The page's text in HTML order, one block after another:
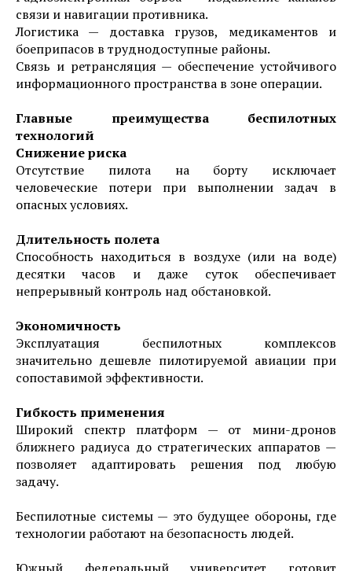
связи и навигации противника.
Логистика — доставка грузов, медикаментов и
боеприпасов в труднодоступные районы.
Связь и ретрансляция — обеспечение устойчивого
информационного пространства в зоне операции.
Главные преимущества беспилотных
технологий
Снижение риска
Отсутствие пилота на борту исключает
человеческие потери при выполнении задач в
опасных условиях.
Длительность полета
Способность находиться в воздухе (или на воде)
десятки часов и даже суток обеспечивает
непрерывный контроль над обстановкой.
Экономичность
Эксплуатация беспилотных комплексов
значительно дешевле пилотируемой авиации при
сопоставимой эффективности.
Гибкость применения
Широкий спектр платформ — от мини-дронов
ближнего радиуса до стратегических аппаратов —
позволяет адаптировать решения под любую
задачу.
Беспилотные системы — это будущее обороны, где
технологии работают на безопасность людей.